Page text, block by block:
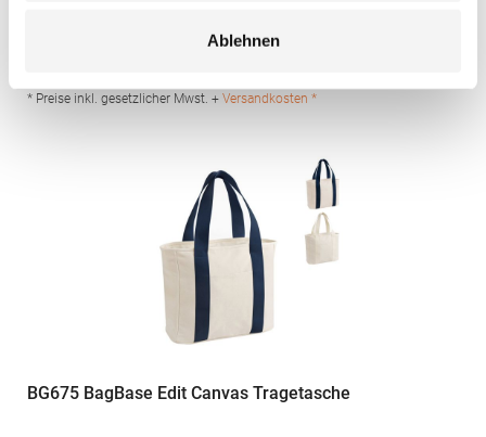
Ablehnen
Kann in der Hand oder über der Schulter getragen werden
Produktsicherheit: Herstellernummer:BG194Beechfield Brands
* Preise inkl. gesetzlicher Mwst. + Versandkosten *
BG675 BagBase Edit Canvas Tragetasche